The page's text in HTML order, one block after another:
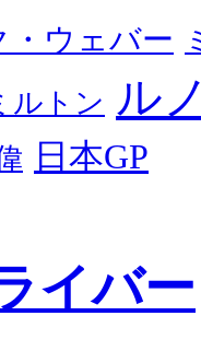
・ウェバー
ルトン ル
日本GP
イバー